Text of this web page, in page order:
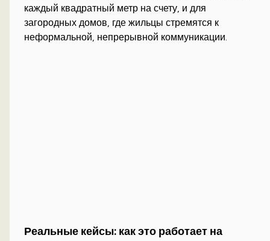
каждый квадратный метр на счету, и для
загородных домов, где жильцы стремятся к
неформальной, непрерывной коммуникации.
Реальные кейсы: как это работает на